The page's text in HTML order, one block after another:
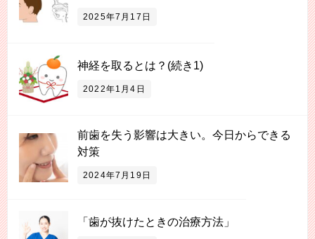
2025年7月17日
神経を取るとは？(続き1)
2022年1月4日
前歯を失う影響は大きい。今日からできる
対策
2024年7月19日
「歯が抜けたときの治療方法」